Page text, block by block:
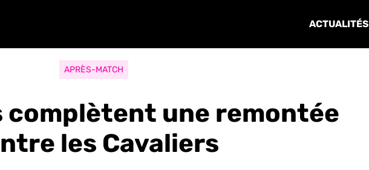
ACTUALITÉS
APRÈS-MATCH
complètent une remontée
les Cavaliers